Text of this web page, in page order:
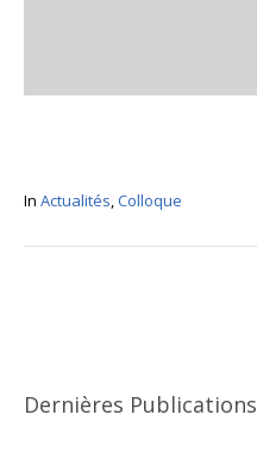
In Actualités,Colloque
Dernières Publications